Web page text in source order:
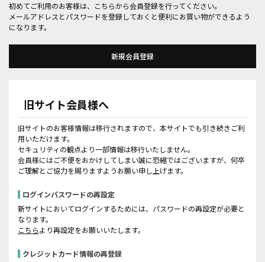
初めてご利用のお客様は、こちらから会員登録を行ってください。
メールアドレスとパスワードを登録しておくと便利にお買い物ができるよう
になります。
旧サイト会員様へ
旧サイトのお客様情報は移行されますので、本サイトでも引き続きご利
用いただけます。
セキュリティの観点より一部情報は移行いたしません。
会員様にはご不便をおかけしてしまい誠に恐縮ではございますが、何卒
ご理解とご協力を賜りますようお願い申し上げます。
ログインパスワードの再設定
新サイトにおいてログインするためには、パスワードの再設定が必要と
なります。
こちらより再設定をお願いいたします。
クレジットカード情報の再登録